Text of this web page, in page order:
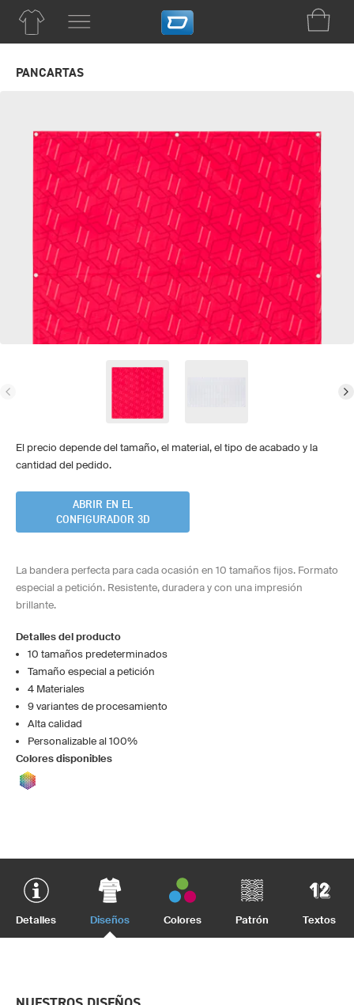
PANCARTAS
El precio depende del tamaño, el material, el tipo de acabado y la
cantidad del pedido.
ABRIR EN EL
CONFIGURADOR 3D
La bandera perfecta para cada ocasión en 10 tamaños fijos. Formato
especial a petición. Resistente, duradera y con una impresión
brillante.
Detalles del producto
10 tamaños predeterminados
Tamaño especial a petición
4 Materiales
9 variantes de procesamiento
Alta calidad
Personalizable al 100%
Colores disponibles
Detalles Diseños Colores Patrón Textos